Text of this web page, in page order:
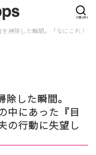
を掃除した瞬間。「なにこれ！
した瞬間。
中にあった『目
行動に失望し